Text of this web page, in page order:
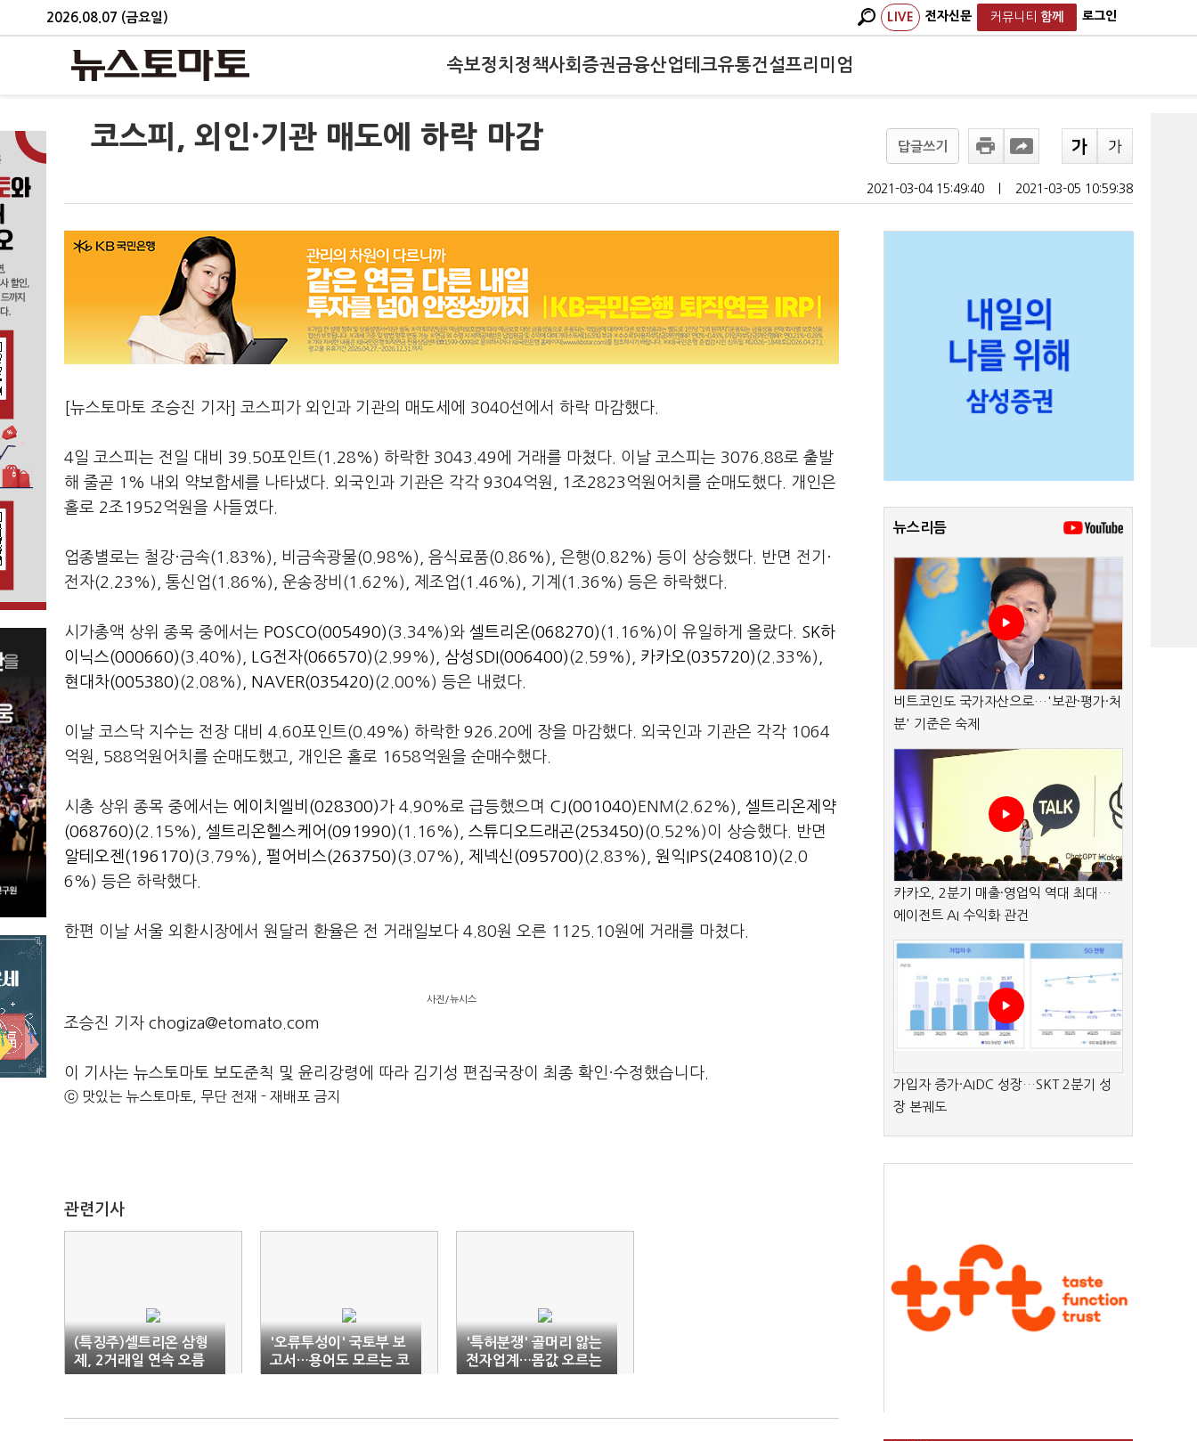
2026.08.07 (금요일) LIVE 전자신문 커뮤니티 함께 로그인
속보정치 정책사회 증권금융산업테크유통건설프리미엄
코스피, 외인·기관 매도에 하락 마감 답글쓰기
2021-03-04 15:49:40 2021-03-05 10:59:38
[뉴스토마토 조승진 기자] 코스피가 외인과 기관의 매도세에 3040선에서 하락 마감했다.
4일 코스피는 전일 대비 39.50포인트(1.28%) 하락한 3043.49에 거래를 마쳤다. 이날 코스피는 3076.88로 출발
해 줄곧 1% 내외 약보합세를 나타냈다. 외국인과 기관은 각각 9304억원, 1조2823억원어치를 순매도했다. 개인은
홀로 2조1952억원을 사들였다.
업종별로는 철강·금속(1.83%), 비금속광물(0.98%), 음식료품(0.86%), 은행(0.82%) 등이 상승했다. 반면 전기·
전자(2.23%), 통신업(1.86%), 운송장비(1.62%), 제조업(1.46%), 기계(1.36%) 등은 하락했다.
시가총액 상위 종목 중에서는 POSCO(005490)(3.34%)와 셀트리온(068270)(1.16%)이 유일하게 올랐다. SK하
이닉스(000660)(3.40%), LG전자(066570)(2.99%), 삼성SDI(006400)(2.59%), 카카오(035720)(2.33%),
현대차(005380)(2.08%), NAVER(035420)(2.00%) 등은 내렸다.
이날 코스닥 지수는 전장 대비 4.60포인트(0.49%) 하락한 926.20에 장을 마감했다. 외국인과 기관은 각각 1064
억원, 588억원어치를 순매도했고, 개인은 홀로 1658억원을 순매수했다.
시총 상위 종목 중에서는 에이치엘비(028300)가 4.90%로 급등했으며 CJ(001040) ENM(2.62%), 셀트리온제약
(068760)(2.15%), 셀트리온헬스케어(091990)(1.16%), 스튜디오드래곤(253450)(0.52%)이 상승했다. 반면
알테오젠(196170)(3.79%), 펄어비스(263750)(3.07%), 제넥신(095700)(2.83%), 원익IPS(240810)(2.0
6%) 등은 하락했다.
한편 이날 서울 외환시장에서 원달러 환율은 전 거래일보다 4.80원 오른 1125.10원에 거래를 마쳤다.
사진/뉴시스
조승진 기자 chogiza@etomato.com
이 기사는 뉴스토마토 보도준칙 및 윤리강령에 따라 김기성 편집국장이 최종 확인·수정했습니다.
ⓒ 맛있는 뉴스토마토, 무단 전재 - 재배포 금지
관련기사
(특징주)셀트리온 삼형
제, 2거래일 연속 오름
세
'오류투성이' 국토부 보
고서…용어도 모르는 코
나 화재조사 TF
'특허분쟁' 골머리 앓는
전자업계…몸값 오르는
전문 변호사·변리사
뉴스리듬
비트코인도 국가자산으로…'보관·평가·처
분' 기준은 숙제
카카오, 2분기 매출·영업익 역대 최대…
에이전트 AI 수익화 관건
가입자 증가·AIDC 성장…SKT 2분기 성
장 본궤도